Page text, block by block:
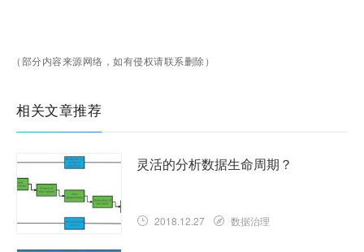
（部分内容来源网络，如有侵权请联系删除）
相关文章推荐
灵活的分析数据生命周期？
2018.12.27 数据治理